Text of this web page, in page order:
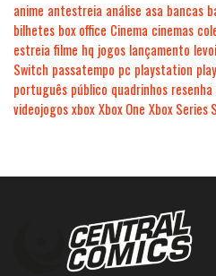
anime antestreia análise asa bancas
bilhetes box office Cinema cinemas
estreia filme hq jogos lançamento
Switch passatempo pc playstation
português público quadrinhos resenha
videojogosxboxXbox One Xbox Series